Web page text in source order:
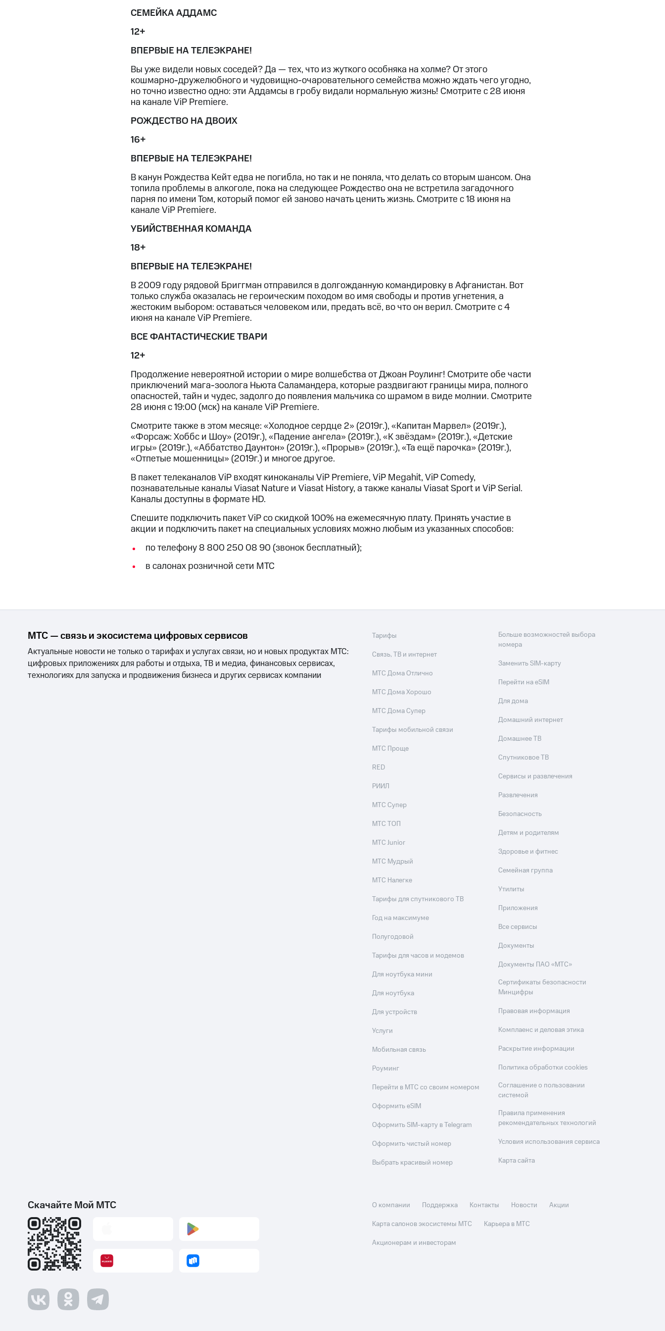
МТС Накопления
Откладывайте деньги и получайте доход 15%
Условия пополнения
Тарифы RED, РИИЛ и МТС Супер дешевле при оплате с карты МТС Деньги
Обзоры товаров
Скидки до 40%
при покупке со связью МТС
СЕМЕЙКА АДДАМС
12+
ВПЕРВЫЕ НА ТЕЛЕЭКРАНЕ!
Вы уже видели новых соседей? Да — тех, что из жуткого особняка на холме? От этого
кошмарно-дружелюбного и чудовищно-очаровательного семейства можно ждать чего угодно,
но точно известно одно: эти Аддамсы в гробу видали нормальную жизнь! Смотрите с 28 июня
на канале ViP Premiere.
РОЖДЕСТВО НА ДВОИХ
16+
ВПЕРВЫЕ НА ТЕЛЕЭКРАНЕ!
В канун Рождества Кейт едва не погибла, но так и не поняла, что делать со вторым шансом. Она
топила проблемы в алкоголе, пока на следующее Рождество она не встретила загадочного
парня по имени Том, который помог ей заново начать ценить жизнь. Смотрите с 18 июня на
канале ViP Premiere.
УБИЙСТВЕННАЯ КОМАНДА
18+
ВПЕРВЫЕ НА ТЕЛЕЭКРАНЕ!
В 2009 году рядовой Бриггман отправился в долгожданную командировку в Афганистан. Вот
только служба оказалась не героическим походом во имя свободы и против угнетения, а
жестоким выбором: оставаться человеком или, предать всё, во что он верил. Смотрите с 4
июня на канале ViP Premiere.
ВСЕ ФАНТАСТИЧЕСКИЕ ТВАРИ
12+
Продолжение невероятной истории о мире волшебства от Джоан Роулинг! Смотрите обе части
приключений мага-зоолога Ньюта Саламандера, которые раздвигают границы мира, полного
опасностей, тайн и чудес, задолго до появления мальчика со шрамом в виде молнии. Смотрите
28 июня с 19:00 (мск) на канале ViP Premiere.
Смотрите также в этом месяце: «Холодное сердце 2» (2019г.), «Капитан Марвел» (2019г.),
«Форсаж: Хоббс и Шоу» (2019г.), «Падение ангела» (2019г.), «К звёздам» (2019г.), «Детские
игры» (2019г.), «Аббатство Даунтон» (2019г.), «Прорыв» (2019г.), «Та ещё парочка» (2019г.),
«Отпетые мошенницы» (2019г.) и многое другое.
В пакет телеканалов ViP входят киноканалы ViP Premiere, ViP Megahit, ViP Comedy,
познавательные каналы Viasat Nature и Viasat History, а также каналы Viasat Sport и ViP Serial.
Каналы доступны в формате HD.
Спешите подключить пакет ViP со скидкой 100% на ежемесячную плату. Принять участие в
акции и подключить пакет на специальных условиях можно любым из указанных способов:
по телефону 8 800 250 08 90 (звонок бесплатный);
в салонах розничной сети МТС
МТС — связь и экосистема цифровых сервисов
Актуальные новости не только о тарифах и услугах связи, но и новых продуктах МТС:
цифровых приложениях для работы и отдыха, ТВ и медиа, финансовых сервисах,
технологиях для запуска и продвижения бизнеса и других сервисах компании
Тарифы
Связь, ТВ и интернет
МТС Дома Отлично
МТС Дома Хорошо
МТС Дома Супер
Тарифы мобильной связи
МТС Проще
RED
РИИЛ
МТС Супер
МТС ТОП
МТС Junior
МТС Мудрый
МТС Налегке
Тарифы для спутникового ТВ
Год на максимуме
Полугодовой
Тарифы для часов и модемов
Для ноутбука мини
Для ноутбука
Для устройств
Услуги
Мобильная связь
Роуминг
Перейти в МТС со своим номером
Оформить eSIM
Оформить SIM-карту в Telegram
Оформить чистый номер
Выбрать красивый номер
Больше возможностей выбора
номера
Заменить SIM-карту
Перейти на eSIM
Для дома
Домашний интернет
Домашнее ТВ
Спутниковое ТВ
Сервисы и развлечения
Развлечения
Безопасность
Детям и родителям
Здоровье и фитнес
Семейная группа
Утилиты
Приложения
Все сервисы
Документы
Документы ПАО «МТС»
Сертификаты безопасности
Минцифры
Правовая информация
Комплаенс и деловая этика
Раскрытие информации
Политика обработки cookies
Соглашение о пользовании
системой
Правила применения
рекомендательных технологий
Условия использования сервиса
Карта сайта
Скачайте Мой МТС О компании Поддержка Контакты Новости
Акции
Карта салонов экосистемы МТС
Карьера в МТС
Акционерам и инвесторам